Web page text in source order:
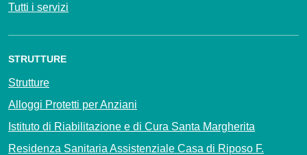
Tutti i servizi
STRUTTURE
Strutture
Alloggi Protetti per Anziani
Istituto di Riabilitazione e di Cura Santa Margherita
Residenza Sanitaria Assistenziale Casa di Riposo F.